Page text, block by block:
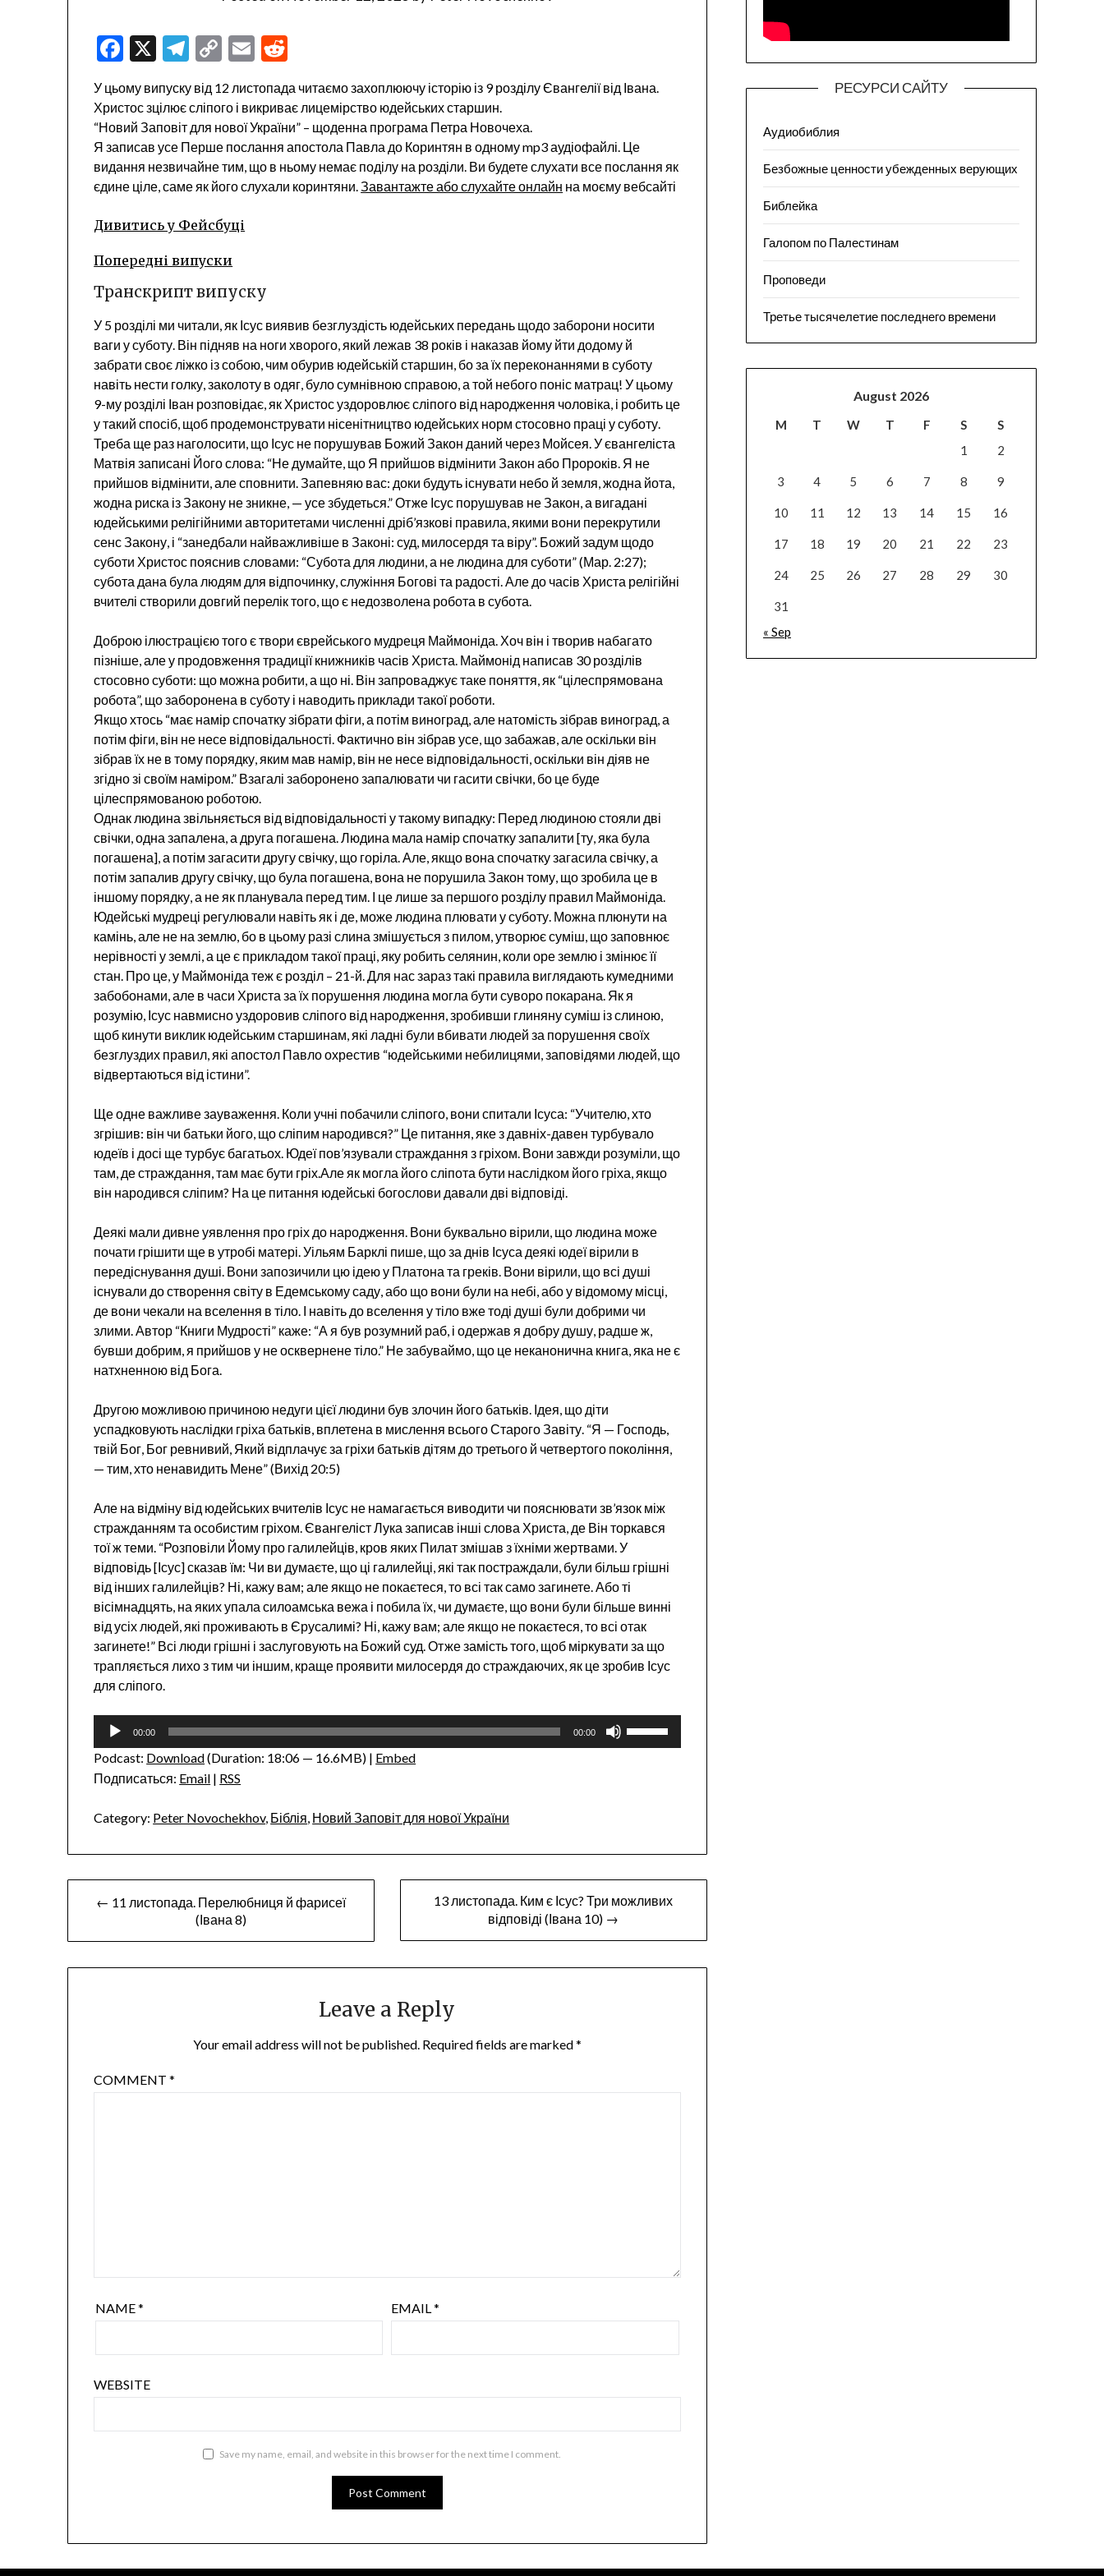
Facebook
X Telegram
CopyEmail
У цьому випуску від 12 листопада читаємо захоплюючу історію із 9 розділу Євангелії від Івана.
Христос зцілює сліпого і викриває лицемірство юдейських старшин.
“Новий Заповіт для нової України” – щоденна програма Петра Новочеха.
Я записав усе Перше послання апостола Павла до Коринтян в одному mp3 аудіофайлі. Це
видання незвичайне тим, що в ньому немає поділу на розділи. Ви будете слухати все послання як
єдине ціле, саме як його слухали коринтяни.Завантажте або слухайте онлайн на моєму вебсайті
Дивитись у Фейсбуці
Попередні випуски
Транскрипт випуску
У 5 розділі ми читали, як Ісус виявив безглуздість юдейських передань щодо заборони носити
ваги у суботу. Він підняв на ноги хворого, який лежав 38 років і наказав йому йти додому й
забрати своє ліжко із собою, чим обурив юдейській старшин, бо за їх переконаннями в суботу
навіть нести голку, заколоту в одяг, було сумнівною справою, а той небого поніс матрац! У цьому
9-му розділі Іван розповідає, як Христос уздоровлює сліпого від народження чоловіка, і робить це
у такий спосіб, щоб продемонструвати нісенітництво юдейських норм стосовно праці у суботу.
Треба ще раз наголосити, що Ісус не порушував Божий Закон даний через Мойсея. У євангеліста
Матвія записані Його слова: “Не думайте, що Я прийшов відмінити Закон або Пророків. Я не
прийшов відмінити, але сповнити. Запевняю вас: доки будуть існувати небо й земля, жодна йота,
жодна риска із Закону не зникне, — усе збудеться.” Отже Ісус порушував не Закон, а вигадані
юдейськими релігійними авторитетами численні дріб’язкові правила, якими вони перекрутили
сенс Закону, і “занедбали найважливіше в Законі: суд, милосердя та віру”. Божий задум щодо
суботи Христос пояснив словами: “Субота для людини, а не людина для суботи” (Мар. 2:27);
субота дана була людям для відпочинку, служіння Богові та радості. Але до часів Христа релігійні
вчителі створили довгий перелік того, що є недозволена робота в субота.
Доброю ілюстрацією того є твори єврейського мудреця Маймоніда. Хоч він і творив набагато
пізніше, але у продовження традиції книжників часів Христа. Маймонід написав 30 розділів
стосовно суботи: що можна робити, а що ні. Він запроваджує таке поняття, як “цілеспрямована
робота”, що заборонена в суботу і наводить приклади такої роботи.
Якщо хтось “має намір спочатку зібрати фіги, а потім виноград, але натомість зібрав виноград, а
потім фіги, він не несе відповідальності. Фактично він зібрав усе, що забажав, але оскільки він
зібрав їх не в тому порядку, яким мав намір, він не несе відповідальності, оскільки він діяв не
згідно зі своїм наміром.” Взагалі заборонено запалювати чи гасити свічки, бо це буде
цілеспрямованою роботою.
Однак людина звільняється від відповідальності у такому випадку: Перед людиною стояли дві
свічки, одна запалена, а друга погашена. Людина мала намір спочатку запалити [ту, яка була
погашена], а потім загасити другу свічку, що горіла. Але, якщо вона спочатку загасила свічку, а
потім запалив другу свічку, що була погашена, вона не порушила Закон тому, що зробила це в
іншому порядку, а не як планувала перед тим. І це лише за першого розділу правил Маймоніда.
Юдейські мудреці регулювали навіть як і де, може людина плювати у суботу. Можна плюнути на
камінь, але не на землю, бо в цьому разі слина змішується з пилом, утворює суміш, що заповнює
нерівності у землі, а це є прикладом такої праці, яку робить селянин, коли оре землю і змінює її
стан. Про це, у Маймоніда теж є розділ – 21-й. Для нас зараз такі правила виглядають кумедними
забобонами, але в часи Христа за їх порушення людина могла бути суворо покарана. Як я
розумію, Ісус навмисно уздоровив сліпого від народження, зробивши глиняну суміш із слиною,
щоб кинути виклик юдейським старшинам, які ладні були вбивати людей за порушення своїх
безглуздих правил, які апостол Павло охрестив “юдейськими небилицями, заповідями людей, що
відвертаються від істини”.
Ще одне важливе зауваження. Коли учні побачили сліпого, вони спитали Ісуса: “Учителю, хто
згрішив: він чи батьки його, що сліпим народився?” Це питання, яке з давніх-давен турбувало
юдеїв і досі ще турбує багатьох. Юдеї пов’язували страждання з гріхом. Вони завжди розуміли, що
там, де страждання, там має бути гріх.Але як могла його сліпота бути наслідком його гріха, якщо
він народився сліпим? На це питання юдейські богослови давали дві відповіді.
Деякі мали дивне уявлення про гріх до народження. Вони буквально вірили, що людина може
почати грішити ще в утробі матері. Уільям Барклі пише, що за днів Ісуса деякі юдеї вірили в
передіснування душі. Вони запозичили цю ідею у Платона та греків. Вони вірили, що всі душі
існували до створення світу в Едемському саду, або що вони були на небі, або у відомому місці,
де вони чекали на вселення в тіло. І навіть до вселення у тіло вже тоді душі були добрими чи
злими. Автор “Книги Мудрості” каже: “А я був розумний раб, і одержав я добру душу, радше ж,
бувши добрим, я прийшов у не осквернене тіло.” Не забуваймо, що це неканонична книга, яка не є
натхненною від Бога.
Другою можливою причиною недуги цієї людини був злочин його батьків. Ідея, що діти
успадковують наслідки гріха батьків, вплетена в мислення всього Старого Завіту. “Я — Господь,
твій Бог, Бог ревнивий, Який відплачує за гріхи батьків дітям до третього й четвертого покоління,
— тим, хто ненавидить Мене” (Вихід 20:5)
Але на відміну від юдейських вчителів Ісус не намагається виводити чи пояснювати зв’язок між
стражданням та особистим гріхом. Євангеліст Лука записав інші слова Христа, де Він торкався
тої ж теми. “Розповіли Йому про галилейців, кров яких Пилат змішав з їхніми жертвами. У
відповідь [Ісус] сказав їм: Чи ви думаєте, що ці галилейці, які так постраждали, були більш грішні
від інших галилейців? Ні, кажу вам; але якщо не покаєтеся, то всі так само загинете. Або ті
вісімнадцять, на яких упала силоамська вежа і побила їх, чи думаєте, що вони були більше винні
від усіх людей, які проживають в Єрусалимі? Ні, кажу вам; але якщо не покаєтеся, то всі отак
загинете!” Всі люди грішні і заслуговують на Божий суд. Отже замість того, щоб міркувати за що
трапляється лихо з тим чи іншим, краще проявити милосердя до страждаючих, як це зробив Ісус
для сліпого.
Audio
00:00 00:00
volume.
Podcast: Download(Duration: 18:06 — 16.6MB) | Embed
Подписаться: Email | RSS
Category: Peter Novochekhov, Біблія, Новий Заповіт для нової України
← 11 листопада. Перелюбниця й фарисеї
(Івана 8)
13 листопада. Ким є Ісус? Три можливих
відповіді (Івана 10) →
Leave a Reply
Your email address will not be published. Required fields are marked*
COMMENT*
NAME* EMAIL*
WEBSITE
Save my name, email, and website in this browser for the next time I comment.
РЕСУРСИ САЙТУ
Аудиобиблия
Безбожные ценности убежденных верующих
Библейка
Галопом по Палестинам
Проповеди
Третье тысячелетие последнего времени
August 2026
M T W T F S
S
1
2
3 4 5 6 7 8 9
10 11 12 13 14 15 16
17 18 19 20 21 22 23
24 25 26 27 28 29 30
31
« Sep